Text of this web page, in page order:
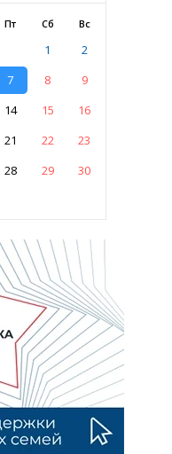
Пт Сб Вс
1
2
7 8
9
14 15
16
21 22
23
28 29
30